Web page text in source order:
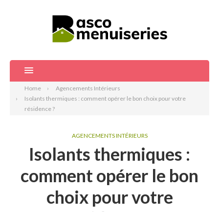
Home
Agencements Intérieurs
Isolants thermiques : comment opérer le bon choix pour votre
résidence ?
AGENCEMENTS INTÉRIEURS
Isolants thermiques :
comment opérer le bon
choix pour votre